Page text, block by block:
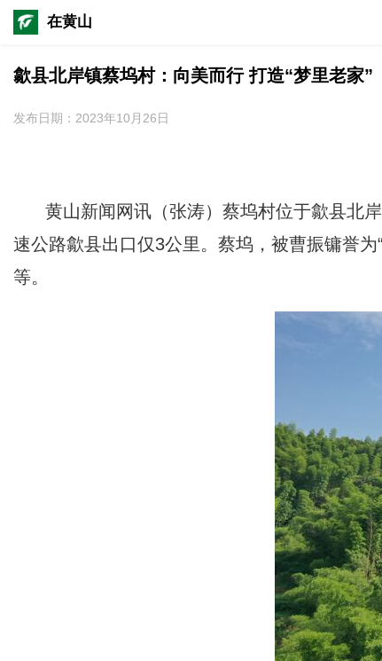
在黄山
歙县北岸镇蔡坞村：向美而行 打造“梦里老家”
发布日期：2023年10月26日
黄山新闻网讯（张涛） 蔡坞村位于歙县北
速公路歙县出口仅3公里。蔡坞，被曹振镛誉
等。